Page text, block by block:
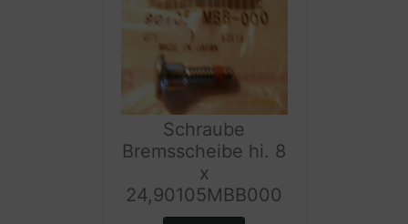
Schraube
Bremsscheibe hi. 8
x
24,90105MBB000